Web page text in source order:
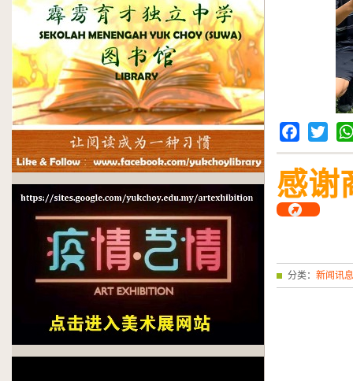
Facebook
Twitter
感谢
分类： 新闻讯息